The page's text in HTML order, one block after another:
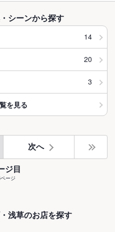
シーンから探す
14
20
3
を見る
次へ
ジ目
ージ
浅草のお店を探す